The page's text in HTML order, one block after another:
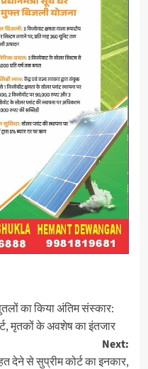
का किया अंतिम संस्कार:
मृतकों के अवशेष का इंतजार
Next:
देने से सुप्रीम कोर्ट का इनकार,